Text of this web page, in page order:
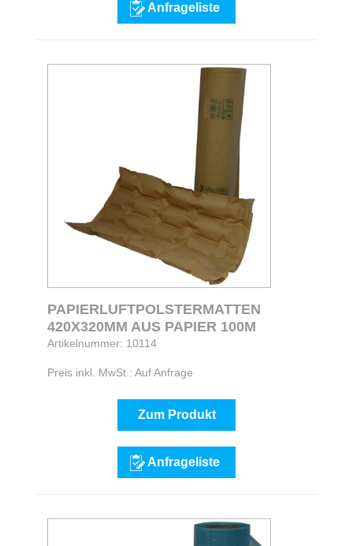
Anfrageliste
PAPIERLUFTPOLSTERMATTEN
420X320MM AUS PAPIER 100M
Artikelnummer: 10114
Preis inkl. MwSt.: Auf Anfrage
Zum Produkt
Anfrageliste